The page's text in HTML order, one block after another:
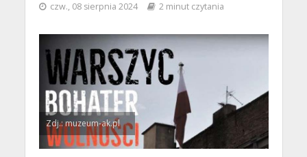
czw., 08 sierpnia 2024 2 minut czytania
Zdj.: muzeum-ak.pl